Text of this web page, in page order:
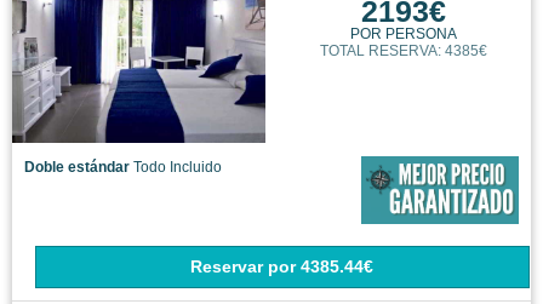
2193€
POR PERSONA
TOTAL RESERVA: 4385€
Doble estándar Todo Incluido
Reservar por 4385.44€